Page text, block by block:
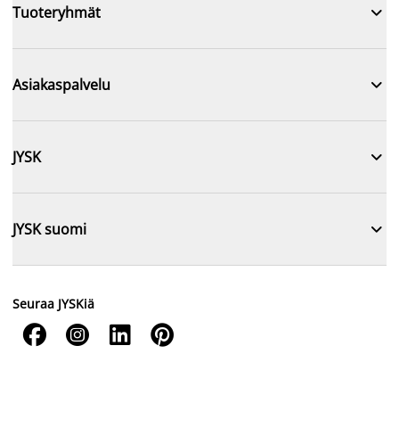
Tuoteryhmät 
Asiakaspalvelu 
JYSK 
JYSK suomi 
Seuraa JYSKiä
   